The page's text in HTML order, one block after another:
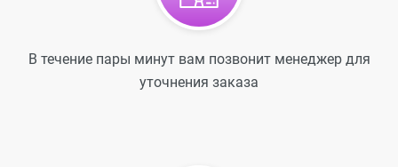
В течение пары минут вам позвонит менеджер для
уточнения заказа